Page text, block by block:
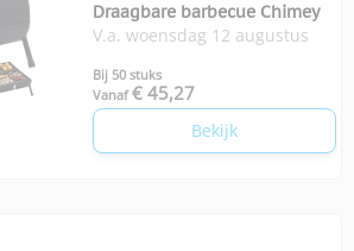
Draagbare barbecue Chimey
V.a. woensdag 12 augustus
Bij 50 stuks
Vanaf € 45,27
Bekijk